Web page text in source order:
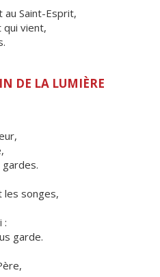
au Saint-Esprit,
qui vient,
DE LA LUMIÈRE
les songes,
:
garde.